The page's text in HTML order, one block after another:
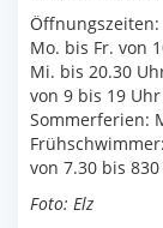
Öffnungszeiten:
Mo. bis Fr. von
Mi. bis 20.30
von 9 bis 19 Uhr
Sommerferien:
von 7.30 bis
Foto: Elz